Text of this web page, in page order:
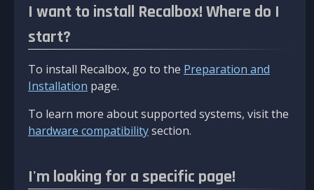
I want to install Recalbox! Where do I
start?
To install Recalbox, go to the Preparation and
Installation page.
To learn more about supported systems, visit the
hardware compatibilitysection.
I'm looking for a specific page!